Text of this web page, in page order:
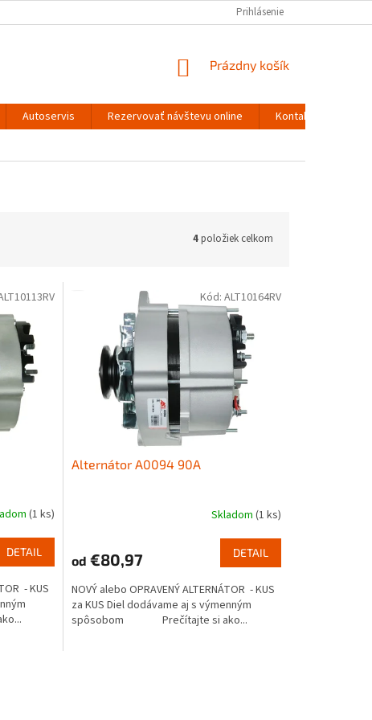
Prihlásenie
NÁKUPNÝ
Prázdny košík
Autoservis Rezervovať návštevu online
Kontakty
4položiek celkom
(1 ks)
DETAIL
- KUS
Alternátor A0094 90A
Skladom (1 ks)
od €80,97 DETAIL
NOVÝ alebo OPRAVENÝ ALTERNÁTOR - KUS
za KUS Diel dodávame aj s výmenným
spôsobom Prečítajte si ako...
Kód: ALT10164RV